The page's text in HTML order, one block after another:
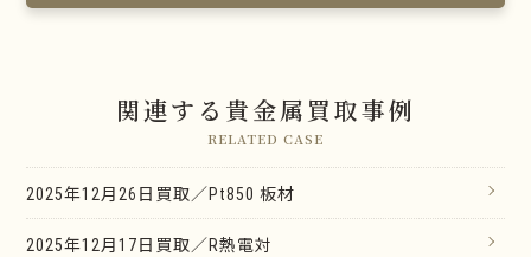
関連する貴金属買取事例
RELATED CASE
2025年12月26日買取／Pt850 板材
2025年12月17日買取／R熱電対